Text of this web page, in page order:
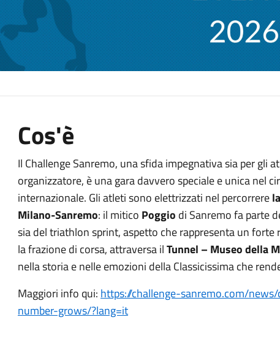
Cos'è
Il Challenge Sanremo, una sfida impegnativa sia per gli
organizzatore, è una gara davvero speciale e unica nel
internazionale. Gli atleti sono elettrizzati nel percorrere
Milano-Sanremo: il mitico Poggio di Sanremo fa parte
sia del triathlon sprint, aspetto che rappresenta un
la frazione di corsa, attraversa ilTunnel – Museo della
nella storia e nelle emozioni della Classicissima che
Maggiori info qui: https://challenge-sanremo.com/
number-grows/?lang=it